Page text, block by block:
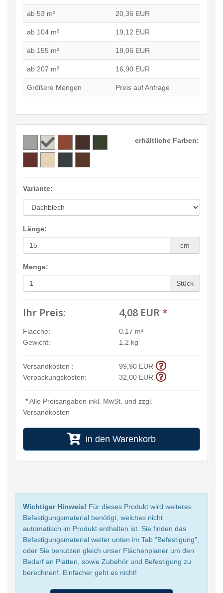
ab 53 m² 20,36 EUR
ab 104 m² 19,12 EUR
ab 155 m² 18,06 EUR
ab 207 m² 16,90 EUR
Größere Mengen Preis auf Anfrage
erhältliche Farben:
Variante:
Länge:
cm
Menge:
Stück
Ihr Preis: 4,08 EUR*
Flaeche:
0.17 m²
Gewicht:
1.2 kg
Versandkosten :
99,90 EUR
Verpackungskosten:
32,00 EUR
*Alle Preisangaben inkl. MwSt. und zzgl.
Versandkosten
in den Warenkorb
Wichtiger Hinweis! Für dieses Produkt wird weiteres
Befestigungsmaterial benötigt, welches nicht
automatisch im Produkt enthalten ist. Sie finden das
Befestigungsmaterial weiter unten im Tab "Befestigung",
oder Sie benutzen gleich unser Flächenplaner um den
Bedarf an Platten, sowie Zubehör und Befestigung zu
berechnen!. Einfacher geht es nicht!